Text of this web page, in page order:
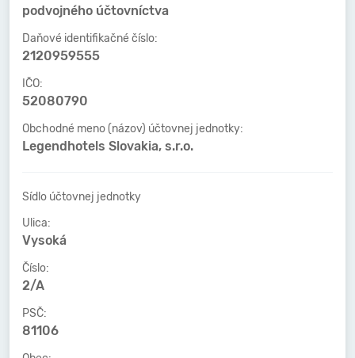
podvojného účtovníctva
Daňové identifikačné číslo:
2120959555
IČO:
52080790
Obchodné meno (názov) účtovnej jednotky:
Legendhotels Slovakia, s.r.o.
Sídlo účtovnej jednotky
Ulica:
Vysoká
Číslo:
2/A
PSČ:
81106